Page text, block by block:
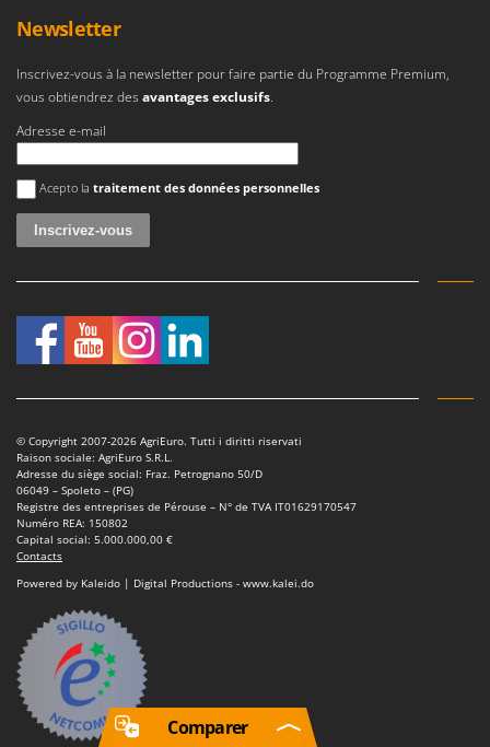
Newsletter
Inscrivez-vous à la newsletter pour faire partie du Programme Premium,
vous obtiendrez des avantages exclusifs.
Adresse e-mail
Une erreur est survenue
Acepto la traitement des données personnelles
© Copyright 2007-2026 AgriEuro. Tutti i diritti riservati
Raison sociale: AgriEuro S.R.L.
Adresse du siège social: Fraz. Petrognano 50/D
06049 – Spoleto – (PG)
Registre des entreprises de Pérouse – N° de TVA IT01629170547
Numéro REA: 150802
Capital social: 5.000.000,00 €
Contacts
Powered by Kaleido | Digital Productions - www.kalei.do
Comparer